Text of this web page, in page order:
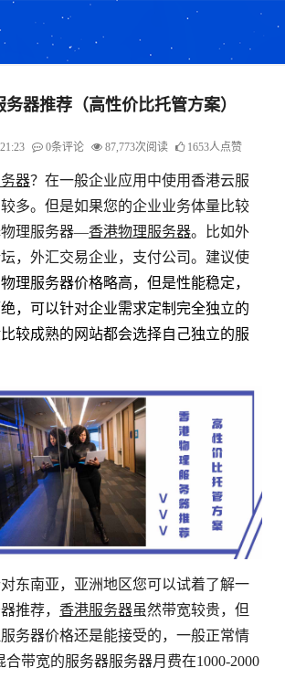
器推荐（高性价比托管方案）
0条评论 87,773次阅读 1653人点赞
器？在一般企业应用中使用香港云服
多。但是如果您的企业业务体量比较
物理服务器—香港物理服务器。比如外
，外汇交易企业，支付公司。建议使
物理服务器价格略高，但是性能稳定，
，可以针对企业需求定制完全独立的
较成熟的网站都会选择自己独立的服
东南亚，亚洲地区您可以试着了解一
推荐， 香港服务器虽然带宽较贵，但
务器价格还是能接受的，一般正常情
合带宽的服务器服务器月费在1000-2000